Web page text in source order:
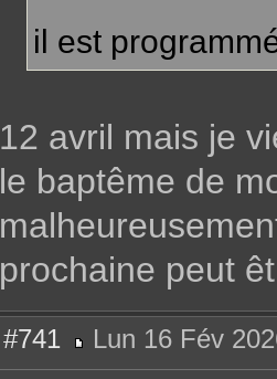
il est
12 avril mais je
le baptême de
prochaine peut
#741
e
Lun 16 Fév